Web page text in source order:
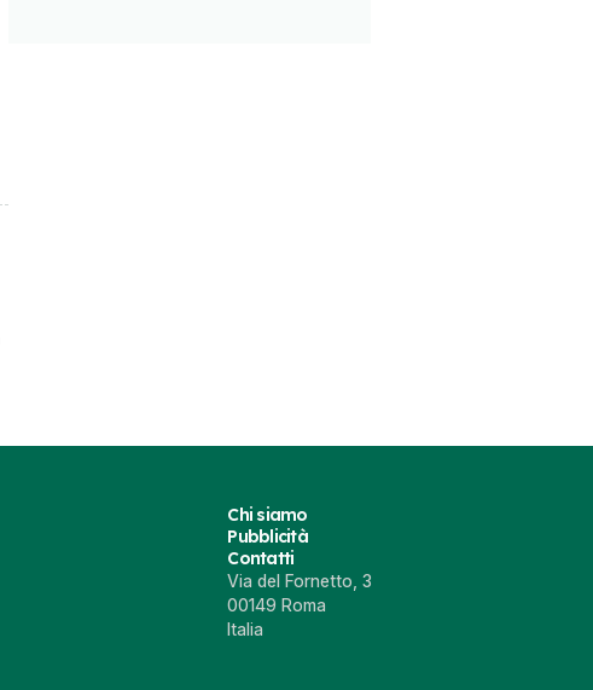
Chi siamo
Pubblicità
Contatti
Via del Fornetto, 3
00149 Roma
Italia